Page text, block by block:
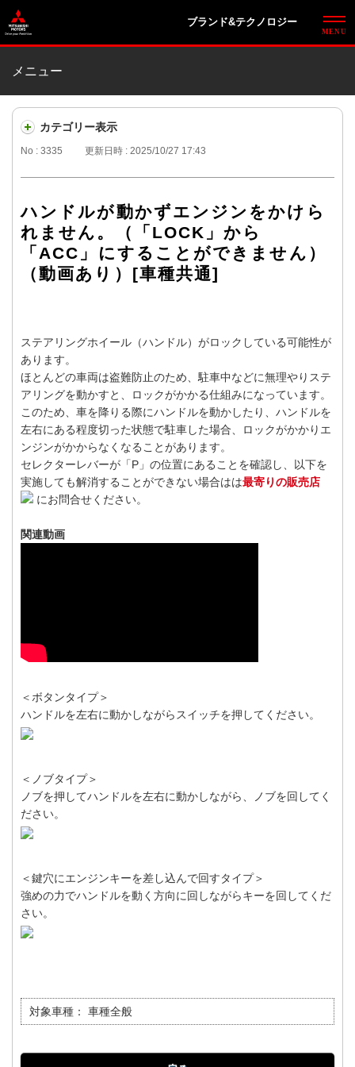
ブランド&テクノロジー
メニュー
カテゴリー表示
No : 3335 更新日時 : 2025/10/27 17:43
ハンドルが動かずエンジンをかけら
れません。（「LOCK」から
「ACC」にすることができません）
（動画あり）[車種共通]
ステアリングホイール（ハンドル）がロックしている可能性が
あります。
ほとんどの車両は盗難防止のため、駐車中などに無理やりステ
アリングを動かすと、ロックがかかる仕組みになっています。
このため、車を降りる際にハンドルを動かしたり、ハンドルを
左右にある程度切った状態で駐車した場合、ロックがかかりエ
ンジンがかからなくなることがあります。
セレクターレバーが「P」の位置にあることを確認し、以下を
実施しても解消することができない場合はは最寄りの販売店
にお問合せください。
関連動画
＜ボタンタイプ＞
ハンドルを左右に動かしながらスイッチを押してください。
＜ノブタイプ＞
ノブを押してハンドルを左右に動かしながら、ノブを回してく
ださい。
＜鍵穴にエンジンキーを差し込んで回すタイプ＞
強めの力でハンドルを動く方向に回しながらキーを回してくだ
さい。
対象車種： 車種全般